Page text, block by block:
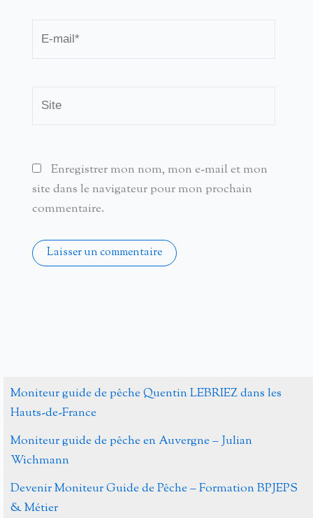
mail*
Enregistrer mon nom, mon e-mail et mon
site dans le navigateur pour mon prochain
commentaire.
Moniteur guide de pêche Quentin LEBRIEZ dans les
Hauts-de-France
Moniteur guide de pêche en Auvergne – Julian
Wichmann
Devenir Moniteur Guide de Pêche – Formation BPJEPS
& Métier